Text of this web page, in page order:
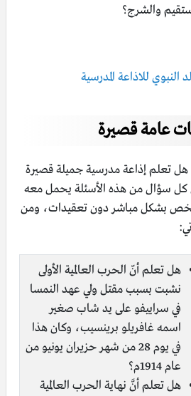
والشرج؟
النبوي للاذاعة المدرسية
عامة قصيرة
هل تعلم إذاعة مدرسية جميلة قصيرة
كل سؤال من هذه الأسئلة يحمل معه
بشكل مباشر دون تعقيدات، ومن
هل تعلم أنّ الحرب العالمية الأولى
نشبت بسبب مقتل ولي عهد النمسا
في سراييفو على يد شاب صغير
اسمه غافريلو برينسيب، وكان هذا
في يوم 28 من شهر حزيران يونيو من
عام 1914م؟
هل تعلم أنَّ نهاية الحرب العالمية